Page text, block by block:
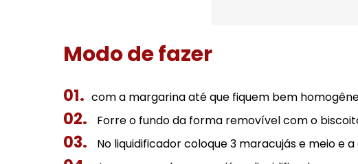
Modo de fazer
com a margarina até que fiquem bem
Forre o fundo da forma removível com o
No liquidificador coloque 3 maracujás e meio e